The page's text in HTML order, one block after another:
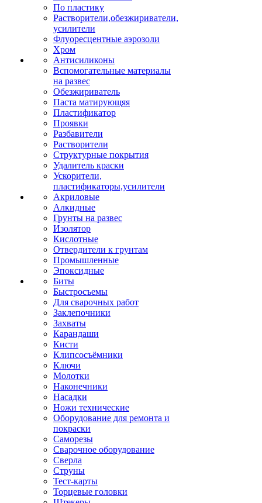
По пластику
Растворители,обезжириватели,
усилители
Флуоресцентные аэрозоли
Хром
Антисиликоны
Вспомогательные материалы
на развес
Обезжириватель
Паста матирующяя
Пластификатор
Проявки
Разбавители
Растворители
Структурные покрытия
Удалитель краски
Ускорители,
пластификаторы,усилители
Акриловые
Алкидные
Грунты на развес
Изолятор
Кислотные
Отвердители к грунтам
Промышленные
Эпоксидные
Биты
Быстросъемы
Для сварочных работ
Заклепочники
Захваты
Карандаши
Кисти
Клипсосъёмники
Ключи
Молотки
Наконечники
Насадки
Ножи технические
Оборудование для ремонта и
покраски
Саморезы
Сварочное оборудование
Сверла
Струны
Тест-карты
Торцевые головки